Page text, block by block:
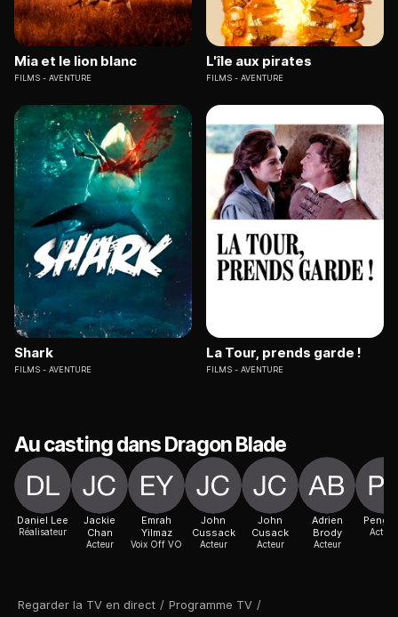
Regarder la TV en direct / Programme TV /
Mia et le lion blanc
FILMS AVENTURE
L'île aux pirates
FILMS AVENTURE
Shark
FILMS AVENTURE
La Tour, prends garde !
FILMS AVENTURE
Au casting dans Dragon Blade
Daniel Lee
Réalisateur
Jackie
Chan
Acteur
Emrah
Yilmaz
Voix Off VO
John
Cussack
Acteur
John
Cusack
Acteur
Adrien
Brody
Acteur
Peng
Actrice